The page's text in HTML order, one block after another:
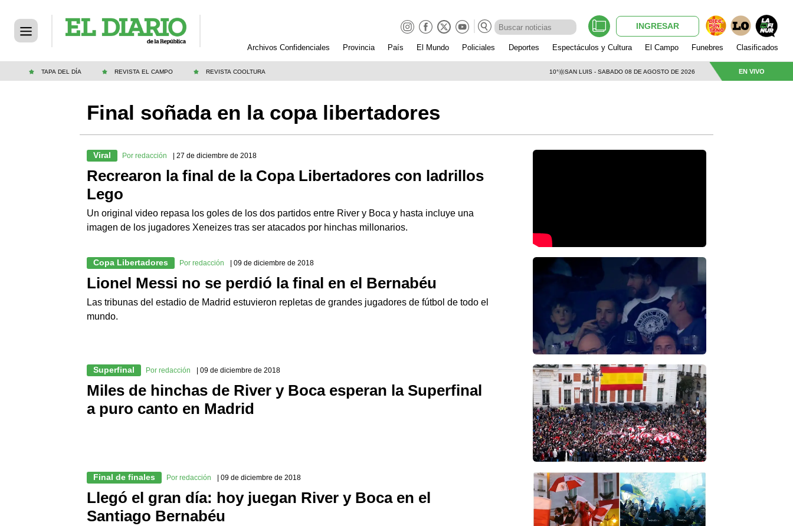
INGRESAR
Archivos Confidenciales Provincia País El Mundo Policiales Deportes Espectáculos y Cultura El Campo Funebres Clasificados
TAPA DEL DÍA REVISTA EL CAMPO REVISTA COOLTURA 10° SAN LUIS - SABADO 08 DE AGOSTO DE 2026 EN VIVO
Final soñada en la copa libertadores
Viral Por redacción | 27 de diciembre de 2018
Recrearon la final de la Copa Libertadores con ladrillos
Lego
Un original video repasa los goles de los dos partidos entre River y Boca y hasta incluye una
imagen de los jugadores Xeneizes tras ser atacados por hinchas millonarios.
Copa Libertadores Por redacción | 09 de diciembre de 2018
Lionel Messi no se perdió la final en el Bernabéu
Las tribunas del estadio de Madrid estuvieron repletas de grandes jugadores de fútbol de todo el
mundo.
Superfinal Por redacción | 09 de diciembre de 2018
Miles de hinchas de River y Boca esperan la Superfinal
a puro canto en Madrid
Final de finales Por redacción | 09 de diciembre de 2018
Llegó el gran día: hoy juegan River y Boca en el
Santiago Bernabéu